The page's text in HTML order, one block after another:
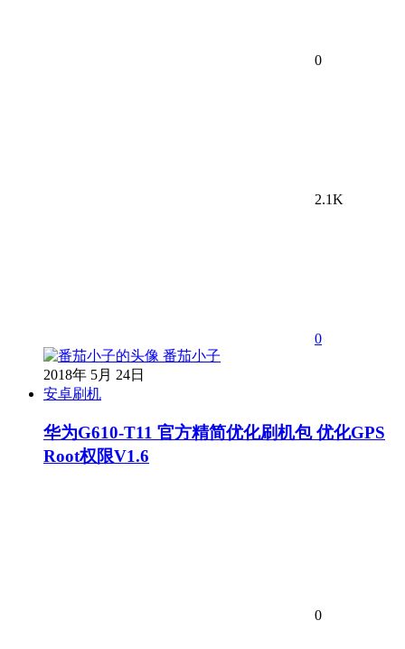
0
2.1K
0
番茄小子
2018年 5月 24日
安卓刷机
华为G610-T11 官方精简优化刷机包 优化GPS
Root权限V1.6
0